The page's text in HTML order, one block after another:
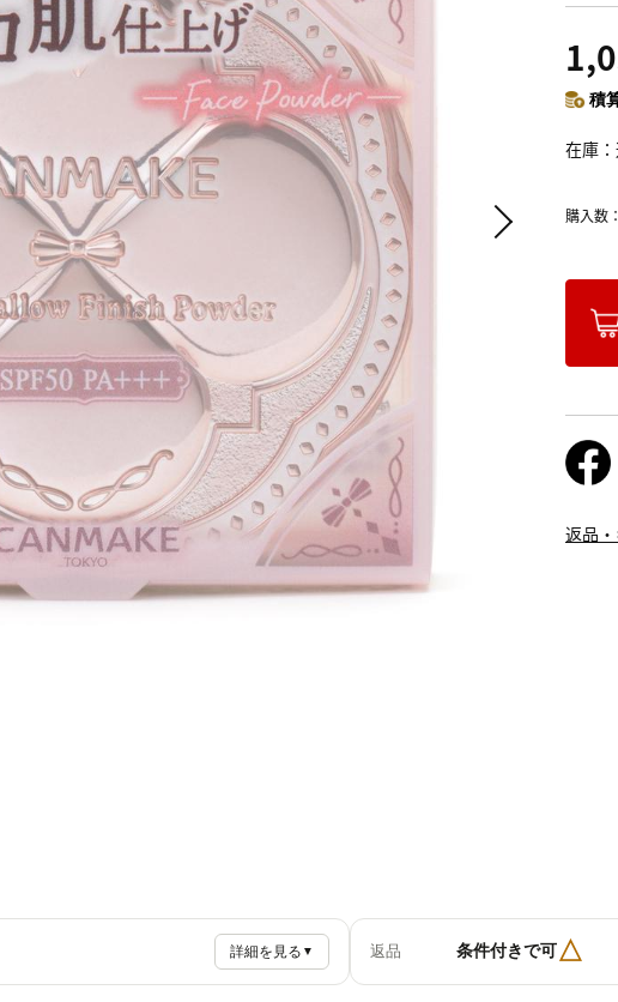
積
在庫
購入数
返品
詳細を見る ▼ 返品 条件付きで可△